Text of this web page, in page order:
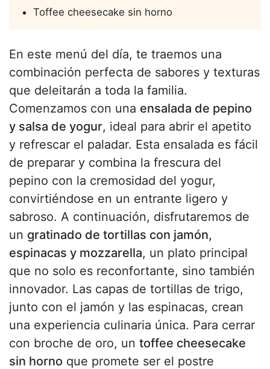
Toffee cheesecake sin horno
En este menú del día, te traemos una
combinación perfecta de sabores y texturas
que deleitarán a toda la familia.
Comenzamos con una ensalada de pepino
y salsa de yogur, ideal para abrir el apetito
y refrescar el paladar. Esta ensalada es fácil
de preparar y combina la frescura del
pepino con la cremosidad del yogur,
convirtiéndose en un entrante ligero y
sabroso. A continuación, disfrutaremos de
un gratinado de tortillas con jamón,
espinacas y mozzarella, un plato principal
que no solo es reconfortante, sino también
innovador. Las capas de tortillas de trigo,
junto con el jamón y las espinacas, crean
una experiencia culinaria única. Para cerrar
con broche de oro, un toffee cheesecake
sin horno que promete ser el postre